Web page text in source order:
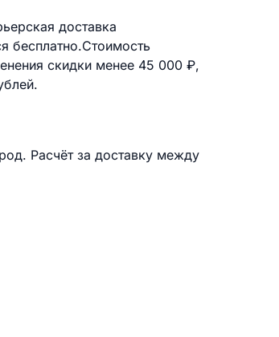
доставка
бесплатно.Стоимость
скидки менее 45 000 ₽,
Расчёт за доставку между